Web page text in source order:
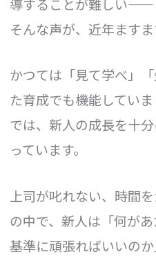
そんな声が、近年ますま
かつては「見て学べ」
た育成でも機能してい
では、新人の成長を十
っています。
上司が叱れない、時間
の中で、新人は「何が
基準に頑張ればいいの